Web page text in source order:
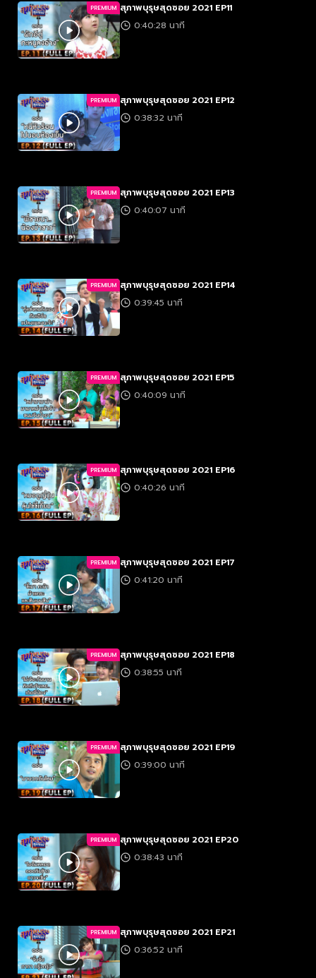
PREMIUM สุภาพบุรุษสุดซอย 2021 EP11
0:40:28 นาที
PREMIUM สุภาพบุรุษสุดซอย 2021 EP12
0:38:32 นาที
PREMIUM สุภาพบุรุษสุดซอย 2021 EP13
0:40:07 นาที
PREMIUM สุภาพบุรุษสุดซอย 2021 EP14
0:39:45 นาที
PREMIUM สุภาพบุรุษสุดซอย 2021 EP15
0:40:09 นาที
PREMIUM สุภาพบุรุษสุดซอย 2021 EP16
0:40:26 นาที
PREMIUM สุภาพบุรุษสุดซอย 2021 EP17
0:41:20 นาที
PREMIUM สุภาพบุรุษสุดซอย 2021 EP18
0:38:55 นาที
PREMIUM สุภาพบุรุษสุดซอย 2021 EP19
0:39:00 นาที
PREMIUM สุภาพบุรุษสุดซอย 2021 EP20
0:38:43 นาที
PREMIUM สุภาพบุรุษสุดซอย 2021 EP21
0:36:52 นาที